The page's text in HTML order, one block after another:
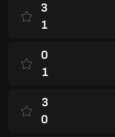
3
1
0
1
3
0